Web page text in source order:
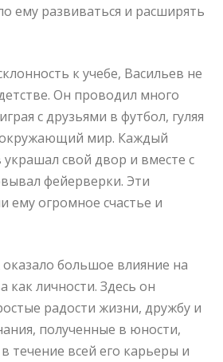
ему развиваться и расширять
к учебе, Васильев не
Он проводил много
с друзьями в футбол, гуляя
окружающий мир. Каждый
свой двор и вместе с
фейерверки. Эти
ему огромное счастье и
большое влияние на
как личности. Здесь он
радости жизни, дружбу и
полученные в юности,
течение всей его карьеры и